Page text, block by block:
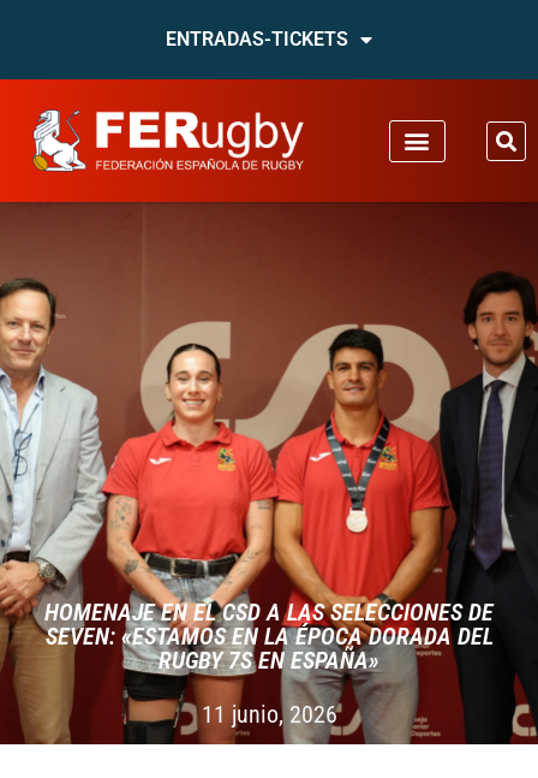
ENTRADAS-TICKETS
HOMENAJE EN EL CSD A LAS SELECCIONES DE
SEVEN: «ESTAMOS EN LA ÉPOCA DORADA DEL
RUGBY 7S EN ESPAÑA»
11 junio, 2026